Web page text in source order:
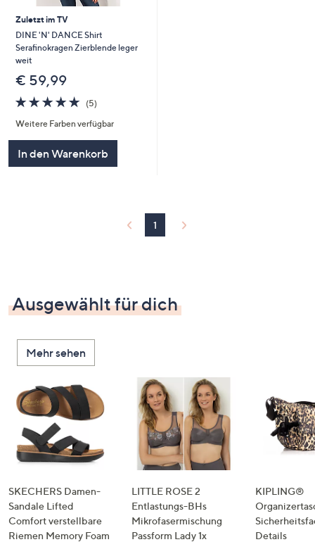
rechts,
um
diese
anzuzeigen.
Zuletzt im TV
DINE 'N' DANCE Shirt
Serafinokragen Zierblende leger
weit
€ 59,99
5.0
von
5
(5)5
Weitere Farben verfügbar
In den Warenkorb
1
Ausgewählt für dich
Mehr sehen
SKECHERS Damen-
Sandale Lifted
Comfort verstellbare
Riemen Memory Foam
LITTLE ROSE 2
Entlastungs-BHs
Mikrofasermischung
Passform Lady 1x
KIPLING®
Details